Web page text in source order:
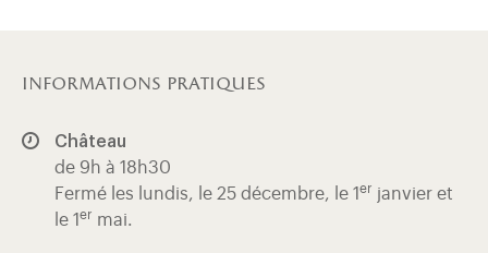
informations pratiques
Château
de 9h à 18h30
Fermé les lundis, le 25 décembre, le 1 er janvier et
le 1 er mai.